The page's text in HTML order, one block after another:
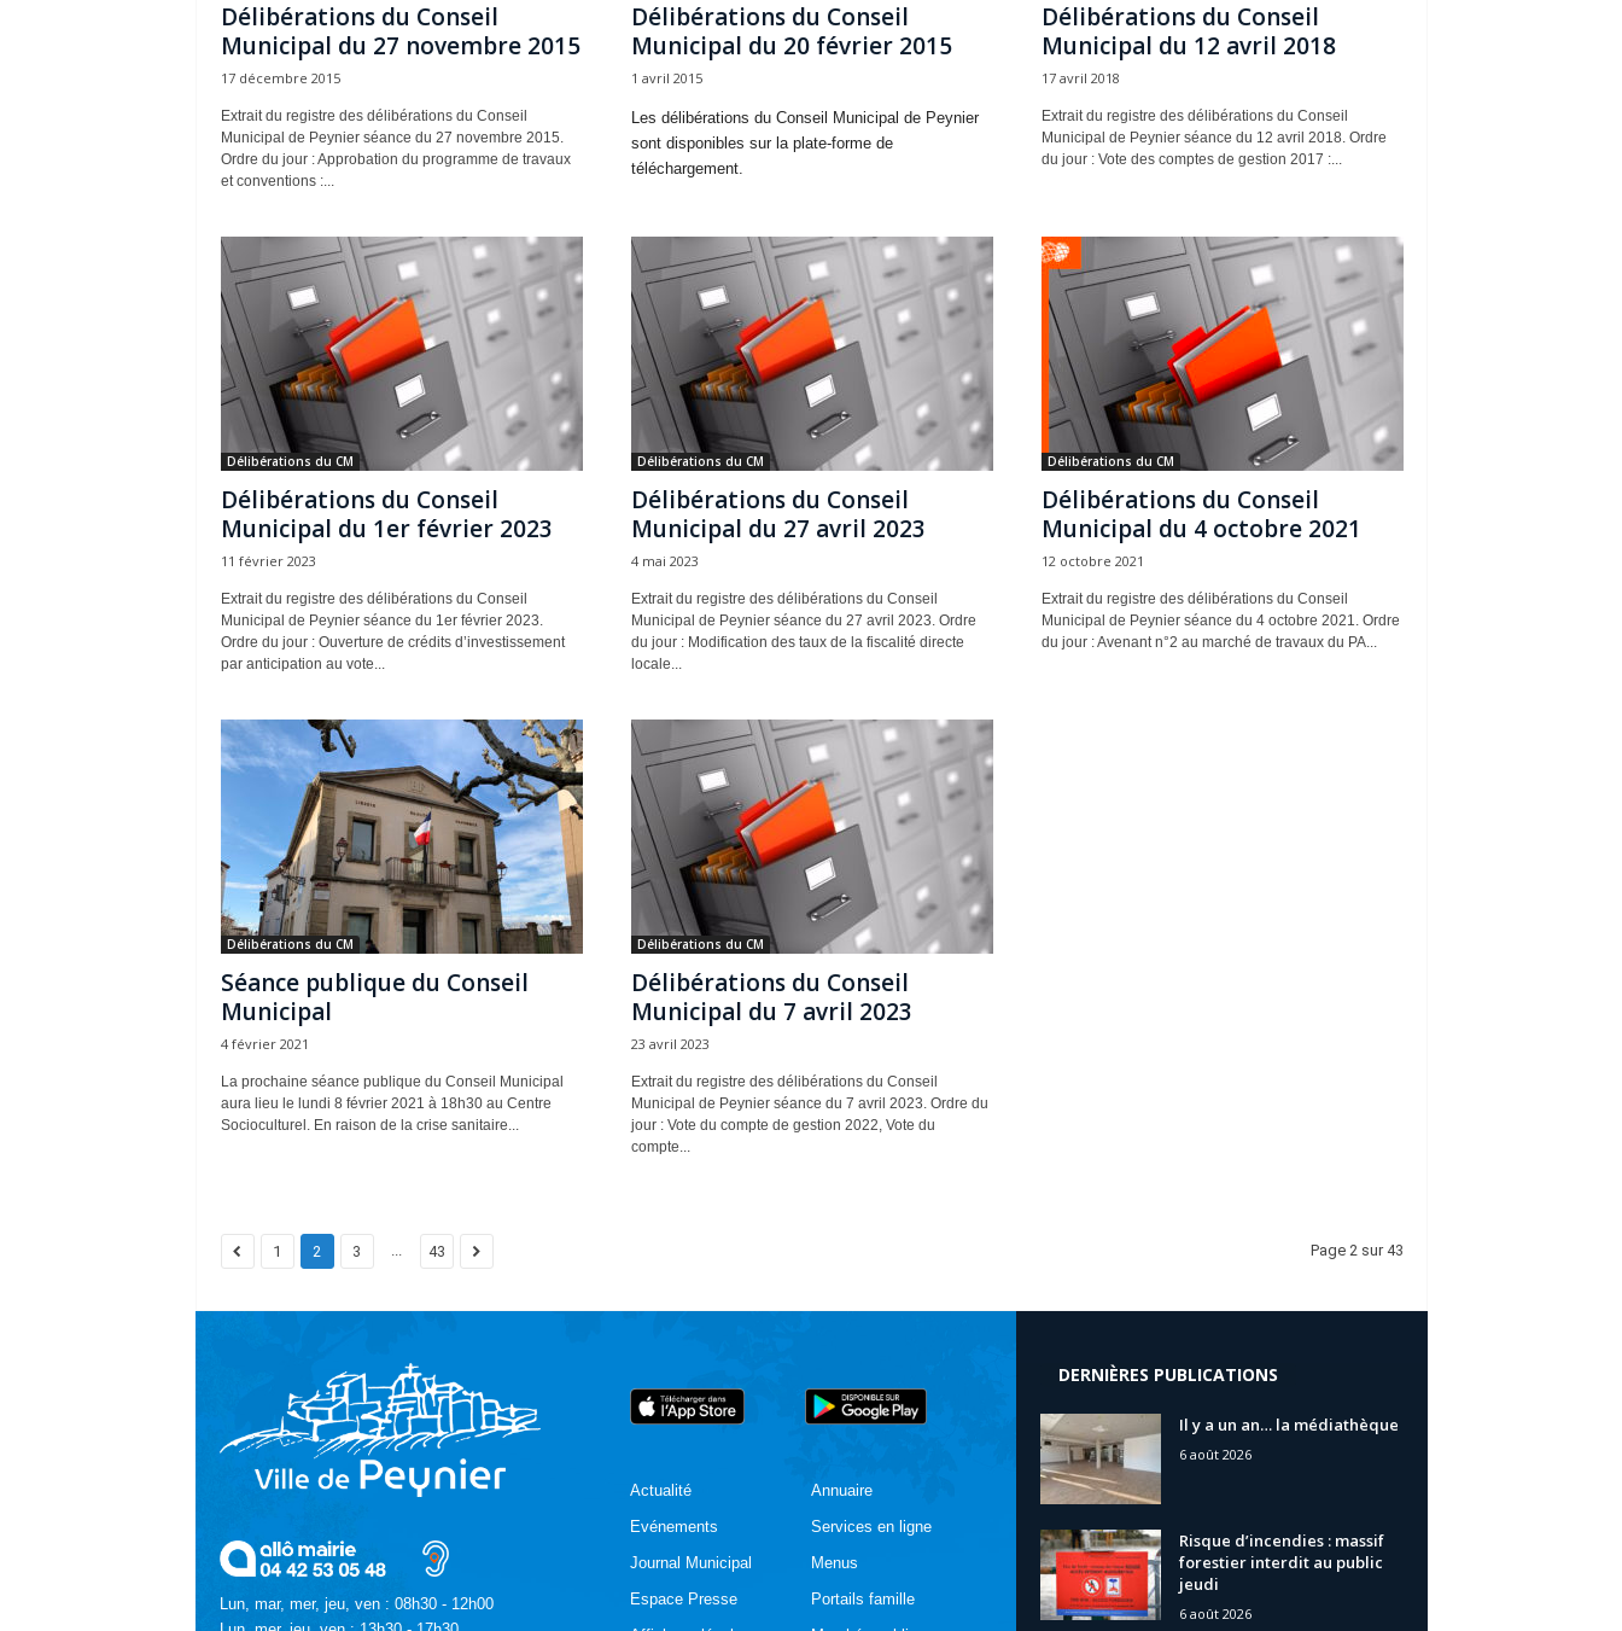
Délibérations du Conseil
Municipal du 27 novembre 2015
17 décembre 2015
Extrait du registre des délibérations du Conseil
Municipal de Peynier séance du 27 novembre 2015.
Ordre du jour : Approbation du programme de travaux
et conventions :...
Délibérations du Conseil
Municipal du 20 février 2015
1 avril 2015
Les délibérations du Conseil Municipal de Peynier
sont disponibles sur la plate-forme de
téléchargement.
Délibérations du Conseil
Municipal du 12 avril 2018
17 avril 2018
Extrait du registre des délibérations du Conseil
Municipal de Peynier séance du 12 avril 2018. Ordre
du jour : Vote des comptes de gestion 2017 :...
Délibérations du CM
Délibérations du Conseil
Municipal du 1er février 2023
11 février 2023
Extrait du registre des délibérations du Conseil
Municipal de Peynier séance du 1er février 2023.
Ordre du jour : Ouverture de crédits d’investissement
par anticipation au vote...
Délibérations du CM
Délibérations du Conseil
Municipal du 27 avril 2023
4 mai 2023
Extrait du registre des délibérations du Conseil
Municipal de Peynier séance du 27 avril 2023. Ordre
du jour : Modification des taux de la fiscalité directe
locale...
Délibérations du CM
Délibérations du Conseil
Municipal du 4 octobre 2021
12 octobre 2021
Extrait du registre des délibérations du Conseil
Municipal de Peynier séance du 4 octobre 2021. Ordre
du jour : Avenant n°2 au marché de travaux du PA...
Délibérations du CM
Séance publique du Conseil
Municipal
4 février 2021
La prochaine séance publique du Conseil Municipal
aura lieu le lundi 8 février 2021 à 18h30 au Centre
Socioculturel. En raison de la crise sanitaire...
Délibérations du CM
Délibérations du Conseil
Municipal du 7 avril 2023
23 avril 2023
Extrait du registre des délibérations du Conseil
Municipal de Peynier séance du 7 avril 2023. Ordre du
jour : Vote du compte de gestion 2022, Vote du
compte...
1 2 3 ... 43 Page 2 sur 43
Lun, mar, mer, jeu, ven : 08h30 - 12h00
Actualité
Evénements
Journal Municipal
Espace Presse
Annuaire
Services en ligne
Menus
Portails famille
DERNIÈRES PUBLICATIONS
Il y a un an… la médiathèque
6 août 2026
Risque d’incendies : massif
forestier interdit au public
jeudi
6 août 2026